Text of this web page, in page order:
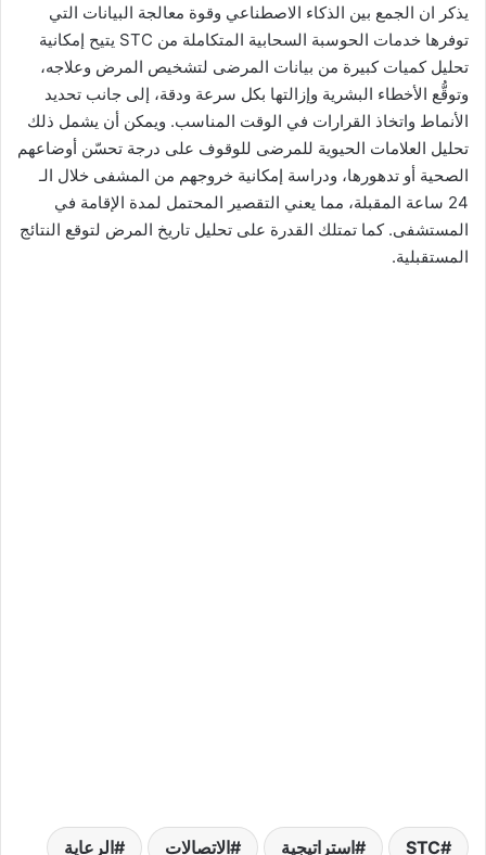
يذكر ان الجمع بين الذكاء الاصطناعي وقوة معالجة البيانات التي
توفرها خدمات الحوسبة السحابية المتكاملة من STC يتيح إمكانية
تحليل كميات كبيرة من بيانات المرضى لتشخيص المرض وعلاجه،
وتوقُّع الأخطاء البشرية وإزالتها بكل سرعة ودقة، إلى جانب تحديد
الأنماط واتخاذ القرارات في الوقت المناسب. ويمكن أن يشمل ذلك
تحليل العلامات الحيوية للمرضى للوقوف على درجة تحسّن أوضاعهم
الصحية أو تدهورها، ودراسة إمكانية خروجهم من المشفى خلال الـ
24 ساعة المقبلة، مما يعني التقصير المحتمل لمدة الإقامة في
المستشفى. كما تمتلك القدرة على تحليل تاريخ المرض لتوقع النتائج
المستقبلية.
STC استراتيجية الاتصالات الرعاية